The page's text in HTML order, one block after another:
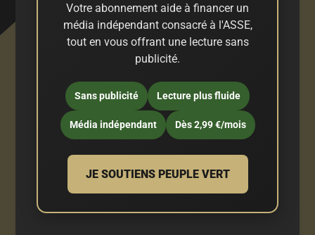
Votre abonnement aide à financer un
média indépendant consacré à l'ASSE,
tout en vous offrant une lecture sans
publicité.
Sans publicité Lecture plus fluide
Média indépendant Dès 2,99 €/mois
JE SOUTIENS PEUPLE VERT